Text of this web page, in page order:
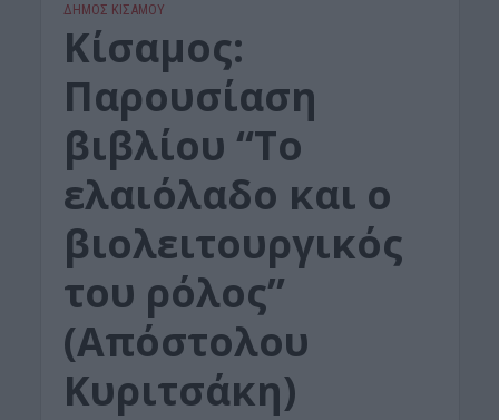
ΔΉΜΟΣ ΚΙΣΆΜΟΥ
Κίσαμος:
Παρουσίαση
βιβλίου “Το
ελαιόλαδο και ο
βιολειτουργικός
του ρόλος”
(Απόστολου
Κυριτσάκη)